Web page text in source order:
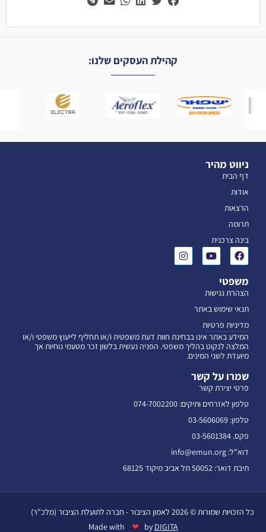
קהילת העסקים שלנו:
ניווט מהיר
דף הבית
אודות
הרצאות
תרומה
בינה צרכנית
משפטי
הצהרת נגישות
תנאי שימוש באתר
מדיניות פרטיות
המידע באתר אינו בבחינת חוות דעת משפטית ו/או תחליף לייעוץ משפטי ו/או
המלצה לנקוט בהליך משפטי. הפניה נעשית בלשון זכר מטעמי נוחיות אך
מיועדת לשני המינים.
שמרו על קשר
פרטי יצירת קשר
טלפון לאזרחים ותיקים: 074-7002200
טלפון: 03-5606069
פקס. 03-5601384
דוא"ל: info@emun.org
תיבת דואר: 50052 תל אביב מיקוד 68125
כל הזכויות שמורות © 2026 לאמון הציבור - חברה לתועלת הציבור (מלכ"ר)
Made with
❤ by DIGITA